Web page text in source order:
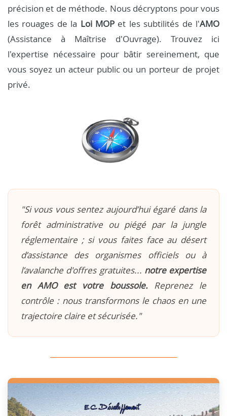
précision et de méthode. Nous décryptons pour vous
les rouages de la Loi MOP et les subtilités de l'AMO
(Assistance à Maîtrise d'Ouvrage). Trouvez ici
l'expertise nécessaire pour bâtir sereinement, que
vous soyez un acteur public ou un porteur de projet
privé.
"Si vous vous sentez aujourd’hui égaré dans la
forêt administrative ou piégé par la jungle
réglementaire ; si vous faites face au désert
d’assistance des organismes officiels ou à
l’avalanche d'offres gratuites... notre expertise
en AMO est votre boussole.Reprenez le
contrôle : nous transformons le chaos en une
trajectoire claire et sécurisée."